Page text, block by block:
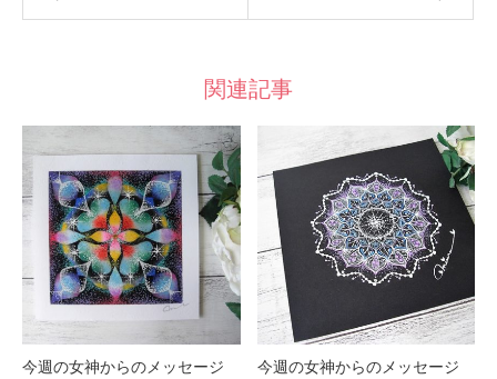
関連記事
今週の女神からのメッセージ
今週の女神からのメッセージ